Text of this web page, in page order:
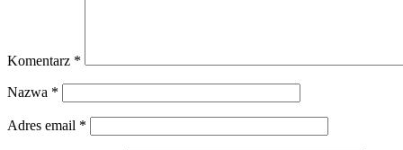
Komentarz *
Nazwa *
Adres email *